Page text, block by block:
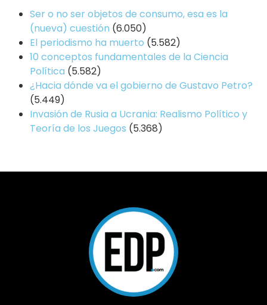
Ser o no ser objetos de consumo, esa es la
(nueva) cuestión (6.050)
El periodismo ha muerto (5.582)
10 conceptos fundamentales de la Ciencia
Política (5.582)
¿Hacia dónde va el gobierno de Gustavo Petro?
(5.449)
Invasión de Rusia a Ucrania: Realismo Político y
Teoría de los Juegos (5.368)